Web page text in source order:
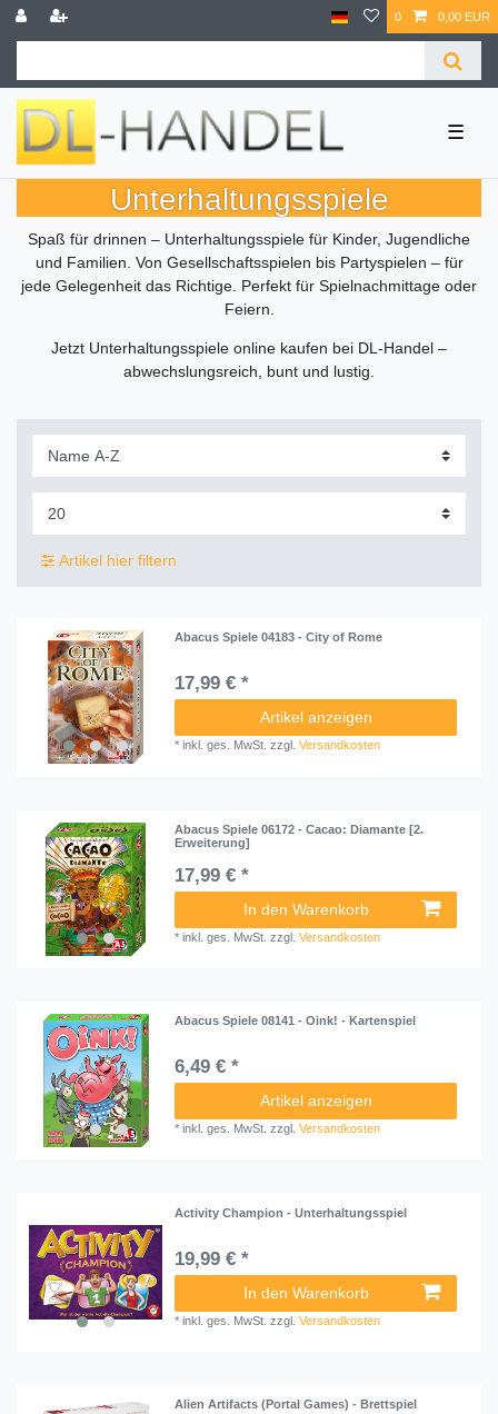
0 0,00 EUR
☰
Unterhaltungsspiele
Spaß für drinnen – Unterhaltungsspiele für Kinder, Jugendliche
und Familien. Von Gesellschaftsspielen bis Partyspielen – für
jede Gelegenheit das Richtige. Perfekt für Spielnachmittage oder
Feiern.
Jetzt Unterhaltungsspiele online kaufen bei DL-Handel –
abwechslungsreich, bunt und lustig.
Artikel hier filtern
Abacus Spiele 04183 - City of Rome
17,99 € *
Artikel anzeigen
*inkl. ges. MwSt. zzgl.Versandkosten
Abacus Spiele 06172 - Cacao: Diamante [2.
Erweiterung]
17,99 € *
In den Warenkorb
*inkl. ges. MwSt. zzgl.Versandkosten
Abacus Spiele 08141 - Oink! - Kartenspiel
6,49 € *
Artikel anzeigen
*inkl. ges. MwSt. zzgl.Versandkosten
Activity Champion - Unterhaltungsspiel
19,99 € *
In den Warenkorb
*inkl. ges. MwSt. zzgl.Versandkosten
Alien Artifacts (Portal Games) - Brettspiel